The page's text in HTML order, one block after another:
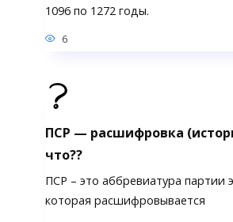
1096 по 1272 годы.
6
ПСР — расшифровка
что??
ПСР – это аббревиатура партии
которая расшифровывается